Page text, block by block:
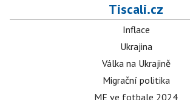
Tiscali.cz
Inflace
Ukrajina
Válka na Ukrajině
Migrační politika
ME ve fotbale 2024